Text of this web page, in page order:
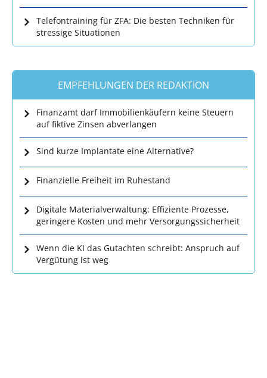
Telefontraining für ZFA: Die besten Techniken für
stressige Situationen
EMPFEHLUNGEN DER REDAKTION
Finanzamt darf Immobilienkäufern keine Steuern
auf fiktive Zinsen abverlangen
Sind kurze Implantate eine Alternative?
Finanzielle Freiheit im Ruhestand
Digitale Materialverwaltung: Effiziente Prozesse,
geringere Kosten und mehr Versorgungssicherheit
Wenn die KI das Gutachten schreibt: Anspruch auf
Vergütung ist weg